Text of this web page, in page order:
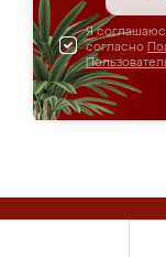
Я
согласно